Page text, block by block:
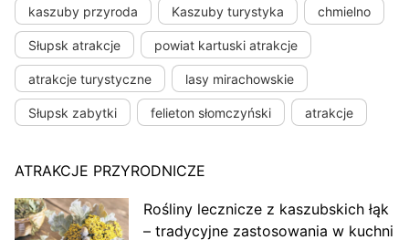
kaszuby przyroda Kaszuby turystyka chmielno
Słupsk atrakcje powiat kartuski atrakcje
atrakcje turystyczne lasy mirachowskie
Słupsk zabytki felieton słomczyński atrakcje
ATRAKCJE PRZYRODNICZE
Rośliny lecznicze z kaszubskich łąk
– tradycyjne zastosowania w kuchni